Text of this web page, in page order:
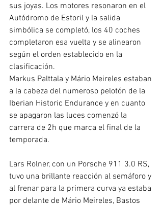
sus joyas. Los motores resonaron en el
Autódromo de Estoril y la salida
simbólica se completó, los 40 coches
completaron esa vuelta y se alinearon
según el orden establecido en la
clasificación.
Markus Palttala y Mário Meireles estaban
a la cabeza del numeroso pelotón de la
Iberian Historic Endurance y en cuanto
se apagaron las luces comenzó la
carrera de 2h que marca el final de la
temporada.
Lars Rolner, con un Porsche 911 3.0 RS,
tuvo una brillante reacción al semáforo y
al frenar para la primera curva ya estaba
por delante de Mário Meireles, Bastos